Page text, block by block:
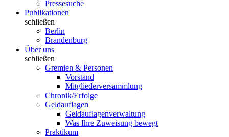
Pressesuche
Publikationen
schließen
Berlin
Brandenburg
Über uns
schließen
Gremien & Personen
Vorstand
Mitgliederversammlung
Chronik/Erfolge
Geldauflagen
Geldauflagenverwaltung
Was Ihre Zuweisung bewegt
Praktikum